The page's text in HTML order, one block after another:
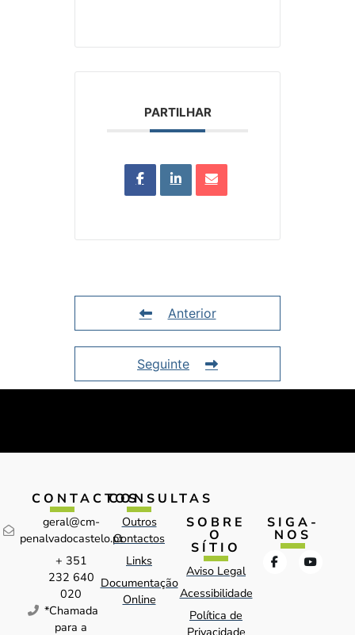
PARTILHAR
Anterior
Seguinte
CONTACTOS
geral@cm-
penalvadocastelo.pt
+ 351
232 640
020
*Chamada
para a
CONSULTAS
Outros
Contactos
Links
Documentação
Online
SOBRE
O
SÍTIO
Aviso Legal
Acessibilidade
Política de
Privacidade
SIGA-
NOS